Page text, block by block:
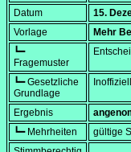
Datum
15.
Vorlage
Mehr
┗━
Fragemuster
┗━ Gesetzliche
Grundlage
Ergebnis
┗━ Mehrheiten
gültige